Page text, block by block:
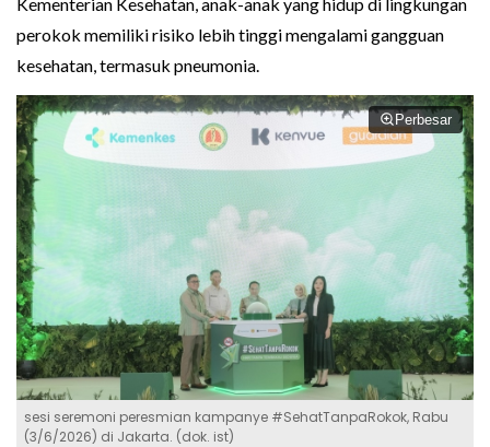
perokok memiliki risiko lebih tinggi mengalami gangguan
kesehatan, termasuk pneumonia.
Perbesar
sesi seremoni peresmian kampanye #SehatTanpaRokok, Rabu
(3/6/2026) di Jakarta. (dok. ist)